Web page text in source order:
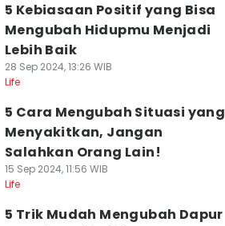
5 Kebiasaan Positif yang Bisa
Mengubah Hidupmu Menjadi
Lebih Baik
28 Sep 2024, 13:26 WIB
Life
5 Cara Mengubah Situasi yang
Menyakitkan, Jangan
Salahkan Orang Lain!
15 Sep 2024, 11:56 WIB
Life
5 Trik Mudah Mengubah Dapur